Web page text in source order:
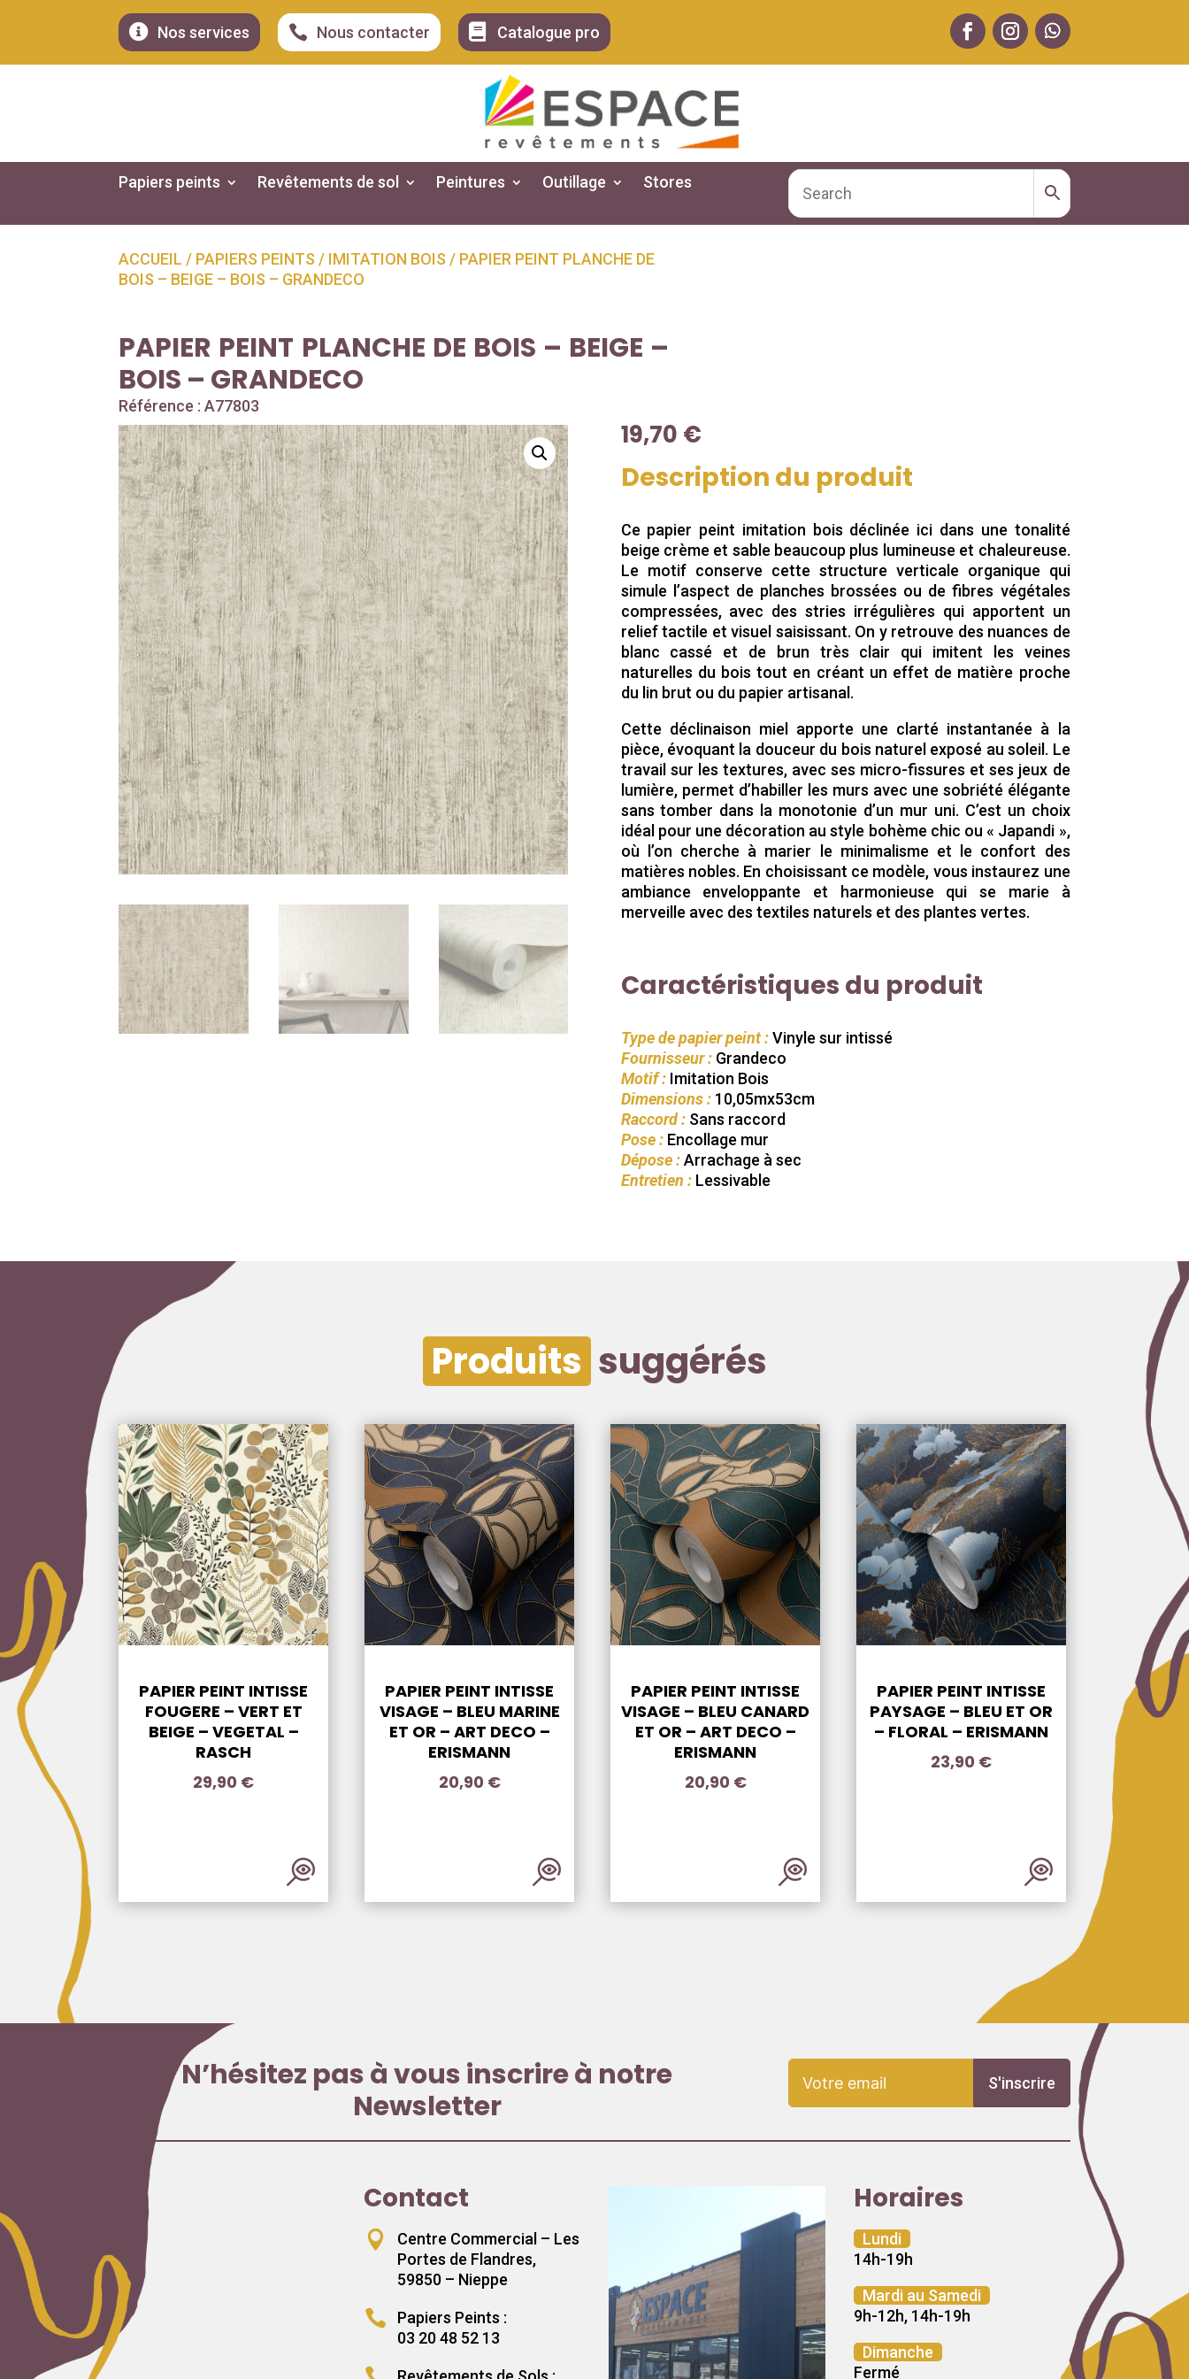
 Nos services  Nous contacter  Catalogue pro
Papiers peints Revêtements de sol Peintures Outillage Stores
ACCUEIL / PAPIERS PEINTS / IMITATION BOIS / PAPIER PEINT PLANCHE DE
BOIS – BEIGE – BOIS – GRANDECO
PAPIER PEINT PLANCHE DE BOIS – BEIGE –
BOIS – GRANDECO
Référence : A77803
19,70 €
Description du produit
Ce papier peint imitation bois déclinée ici dans une tonalité
beige crème et sable beaucoup plus lumineuse et chaleureuse.
Le motif conserve cette structure verticale organique qui
simule l’aspect de planches brossées ou de fibres végétales
compressées, avec des stries irrégulières qui apportent un
relief tactile et visuel saisissant. On y retrouve des nuances de
blanc cassé et de brun très clair qui imitent les veines
naturelles du bois tout en créant un effet de matière proche
du lin brut ou du papier artisanal.
Cette déclinaison miel apporte une clarté instantanée à la
pièce, évoquant la douceur du bois naturel exposé au soleil. Le
travail sur les textures, avec ses micro-fissures et ses jeux de
lumière, permet d’habiller les murs avec une sobriété élégante
sans tomber dans la monotonie d’un mur uni. C’est un choix
idéal pour une décoration au style bohème chic ou « Japandi »,
où l’on cherche à marier le minimalisme et le confort des
matières nobles. En choisissant ce modèle, vous instaurez une
ambiance enveloppante et harmonieuse qui se marie à
merveille avec des textiles naturels et des plantes vertes.
Caractéristiques du produit
Type de papier peint :Vinyle sur intissé
Fournisseur :Grandeco
Motif :Imitation Bois
Dimensions :10,05mx53cm
Raccord :Sans raccord
Pose :Encollage mur
Dépose :Arrachage à sec
Entretien :Lessivable
Produits suggérés
PAPIER PEINT INTISSE
FOUGERE – VERT ET
BEIGE – VEGETAL –
RASCH
29,90 €
PAPIER PEINT INTISSE
VISAGE – BLEU MARINE
ET OR – ART DECO –
ERISMANN
20,90 €
PAPIER PEINT INTISSE
VISAGE – BLEU CANARD
ET OR – ART DECO –
ERISMANN
20,90 €
PAPIER PEINT INTISSE
PAYSAGE – BLEU ET OR
– FLORAL – ERISMANN
23,90 €
N’hésitez pas à vous inscrire à notre
Newsletter
S'inscrire
Contact

Centre Commercial – Les
Portes de Flandres,
59850 – Nieppe

Papiers Peints :
03 20 48 52 13
Horaires
Lundi
14h-19h
Mardi au Samedi
9h-12h, 14h-19h
Dimanche
Fermé